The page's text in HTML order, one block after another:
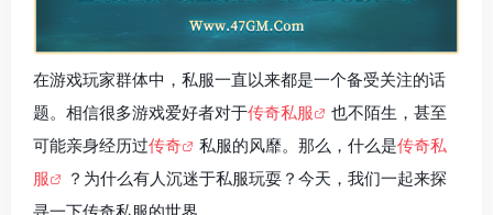
在游戏玩家群体中，私服一直以来都是一个备受关注的话
题。相信很多游戏爱好者对于传奇私服
也不陌生，甚至
可能亲身经历过传奇 私服的风靡。那么，什么是传奇私
服
？为什么有人沉迷于私服玩耍？今天，我们一起来探